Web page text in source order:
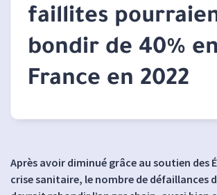
faillites
bondir de 40% en
France en 2022
Après avoir diminué grâce au soutien des
crise sanitaire, le nombre de défaillances